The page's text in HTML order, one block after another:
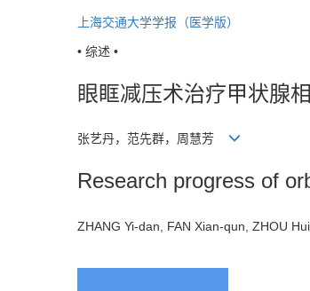
上海交通大学学报（医学版）
• 综述 •
眼眶减压术治疗甲状腺
张艺丹，范先群，周慧芳
Research progress of
ZHANG Yi-dan, FAN Xian-qun, ZHOU